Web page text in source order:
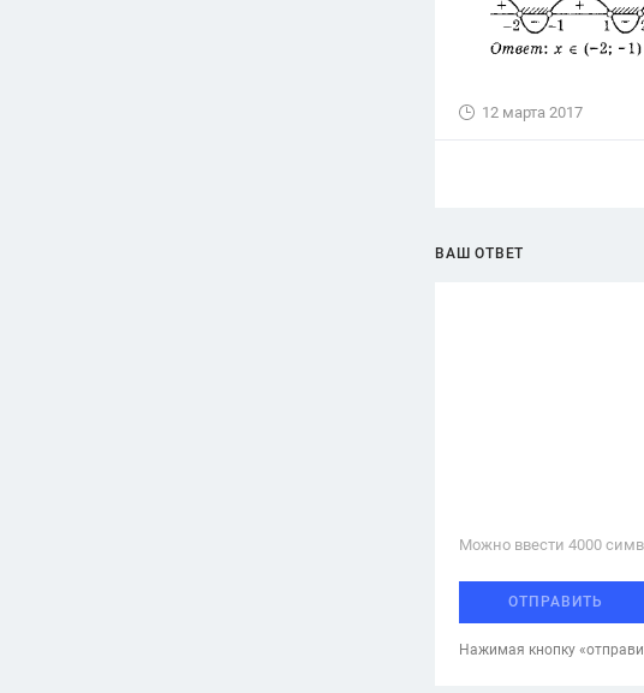
12 марта 2017
ВАШ ОТВЕТ
Можно ввести 4000
ОТПРАВИТЬ
Нажимая кнопку